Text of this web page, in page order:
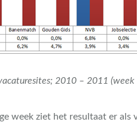
2010 – 2011
week ziet het resultaat er als